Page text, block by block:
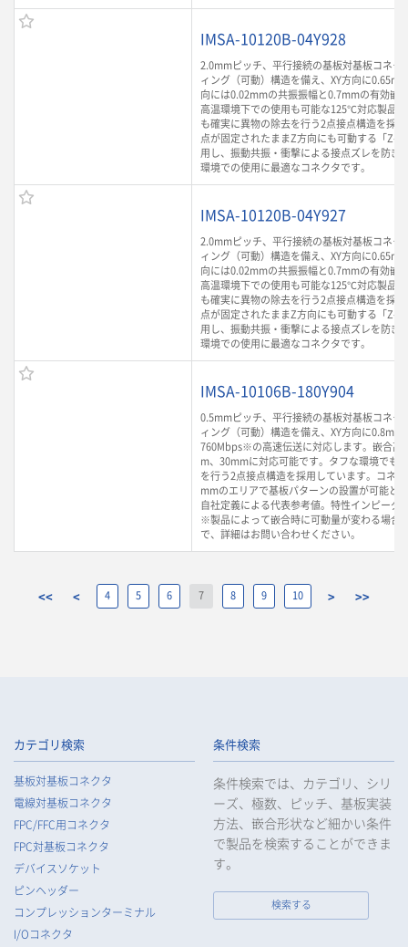
IMSA-10120B-04Y928
2.0mmピッチ、平行接続の基板対基板コネク
ィング（可動）構造を備え、XY方向に
向には0.02mmの共振振幅と0.7mmの有効嵌
高温環境下での使用も可能な125℃対応製品
も確実に異物の除去を行う2点接点構造を採
点が固定されたままZ方向にも可動する「Z-
用し、振動共振・衝撃による接点ズレを防ぎ
環境での使用に最適なコネクタです。
IMSA-10120B-04Y927
2.0mmピッチ、平行接続の基板対基板コネク
ィング（可動）構造を備え、XY方向に
向には0.02mmの共振振幅と0.7mmの有効嵌
高温環境下での使用も可能な125℃対応製品
も確実に異物の除去を行う2点接点構造を採
点が固定されたままZ方向にも可動する「Z-
用し、振動共振・衝撃による接点ズレを防ぎ
環境での使用に最適なコネクタです。
IMSA-10106B-180Y904
0.5mmピッチ、平行接続の基板対基板コネク
ィング（可動）構造を備え、XY方向に
760Mbps※の高速伝送に対応します。嵌合高
m、30mmに対応可能です。タフな環境でも
を行う2点接点構造を採用しています。コネ
mmのエリアで基板パターンの設置が可能と
自社定義による代表参考値。特性インピー
※製品によって嵌合時に可動量が変わる場合
で、詳細はお問い合わせください。
<< < 4 5 6 7 8 9 10 > >>
カテゴリ検索
基板対基板コネクタ
電線対基板コネクタ
FPC/FFC用コネクタ
FPC対基板コネクタ
デバイスソケット
ピンヘッダー
コンプレッションターミナル
I/Oコネクタ
条件検索
条件検索では、カテゴリ、シリ
ーズ、極数、ピッチ、基板実装
方法、嵌合形状など細かい条件
で製品を検索することができま
す。
検索する